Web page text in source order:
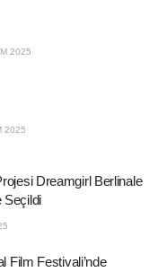
2025
2025
Dreamgirl Berlinale
Seçildi
Film Festivali’nde